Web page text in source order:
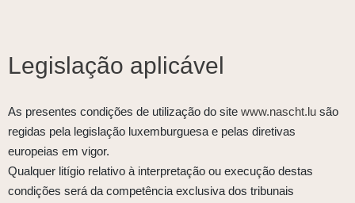
Legislação aplicável
As presentes condições de utilização do site www.nascht.lu são
regidas pela legislação luxemburguesa e pelas diretivas
europeias em vigor.
Qualquer litígio relativo à interpretação ou execução destas
condições será da competência exclusiva dos tribunais